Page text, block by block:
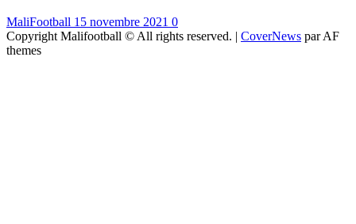
MaliFootball 15 novembre 2021 0
Copyright Malifootball © All rights reserved. | CoverNews par AF
themes